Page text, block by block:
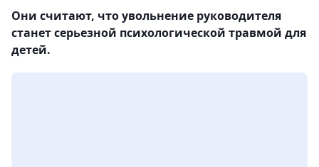
Они считают, что увольнение руководителя
станет серьезной психологической травмой для
детей.